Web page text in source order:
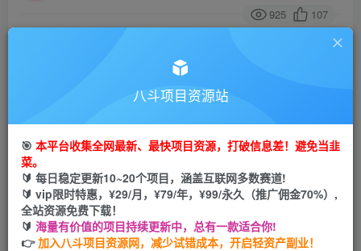
925 107
此内容为付费阅读，请付费后查看
金币9.9 99
会员免费
立即购买
您当前未登录！建议登陆后购买，可保存购买订单
八斗项目资源站
🎯 本平台收集全网最新、最快项目资源，打破信息差！避免当韭
菜。
🔰 每日稳定更新10~20个项目，涵盖互联网多数赛道!
🔰 vip限时特惠，¥29/月，¥79/年，¥99/永久（推广佣金70%）,
全站资源免费下载！
🔰 海量有价值的项目持续更新中，总有一款适合你!
👉加入八斗项目资源网，减少试错成本，开启轻资产副业！